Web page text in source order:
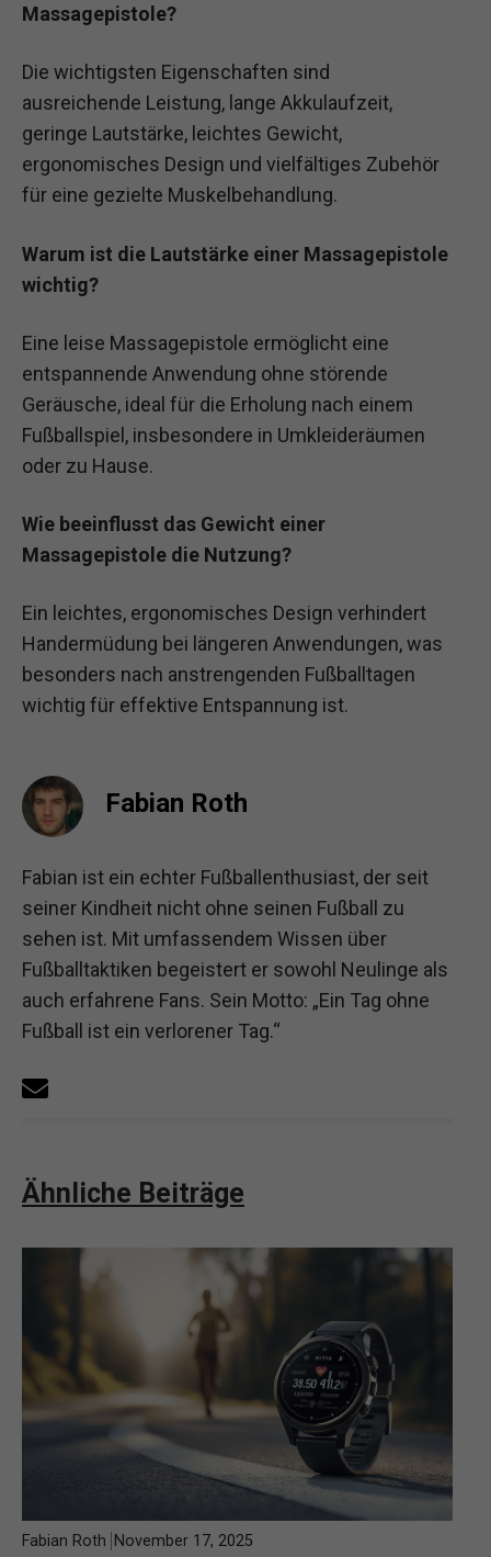
Massagepistole?
Die wichtigsten Eigenschaften sind
ausreichende Leistung, lange Akkulaufzeit,
geringe Lautstärke, leichtes Gewicht,
ergonomisches Design und vielfältiges Zubehör
für eine gezielte Muskelbehandlung.
Warum ist die Lautstärke einer Massagepistole
wichtig?
Eine leise Massagepistole ermöglicht eine
entspannende Anwendung ohne störende
Geräusche, ideal für die Erholung nach einem
Fußballspiel, insbesondere in Umkleideräumen
oder zu Hause.
Wie beeinflusst das Gewicht einer
Massagepistole die Nutzung?
Ein leichtes, ergonomisches Design verhindert
Handermüdung bei längeren Anwendungen, was
besonders nach anstrengenden Fußballtagen
wichtig für effektive Entspannung ist.
Fabian Roth
Fabian ist ein echter Fußballenthusiast, der seit
seiner Kindheit nicht ohne seinen Fußball zu
sehen ist. Mit umfassendem Wissen über
Fußballtaktiken begeistert er sowohl Neulinge als
auch erfahrene Fans. Sein Motto: „Ein Tag ohne
Fußball ist ein verlorener Tag.“
Ähnliche Beiträge
Fabian Roth November 17, 2025